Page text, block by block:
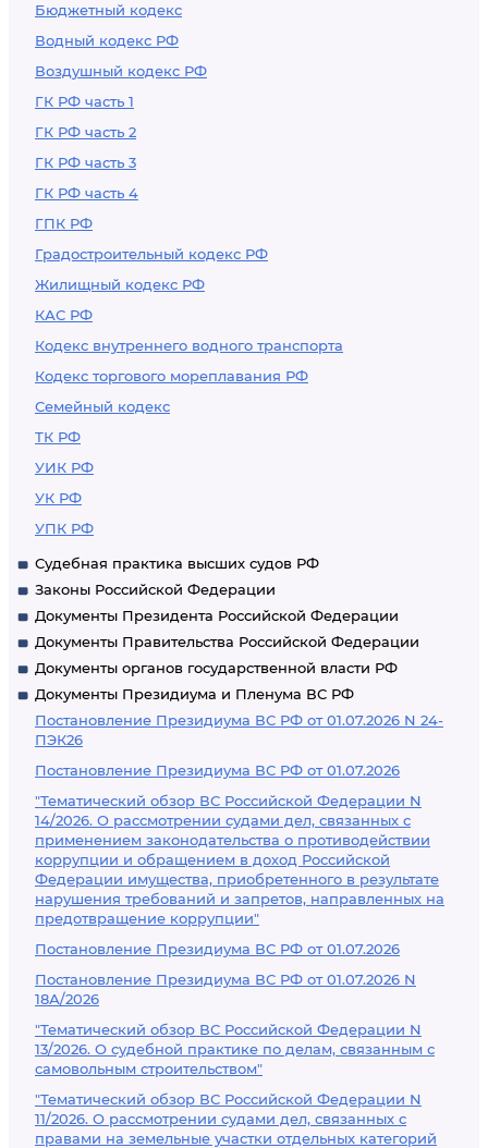
Бюджетный кодекс
Водный кодекс РФ
Воздушный кодекс РФ
ГК РФ часть 1
ГК РФ часть 2
ГК РФ часть 3
ГК РФ часть 4
ГПК РФ
Градостроительный кодекс РФ
Жилищный кодекс РФ
КАС РФ
Кодекс внутреннего водного транспорта
Кодекс торгового мореплавания РФ
Семейный кодекс
ТК РФ
УИК РФ
УК РФ
УПК РФ
Судебная практика высших судов РФ
Законы Российской Федерации
Документы Президента Российской Федерации
Документы Правительства Российской Федерации
Документы органов государственной власти РФ
Документы Президиума и Пленума ВС РФ
Постановление Президиума ВС РФ от 01.07.2026 N 24-
ПЭК26
Постановление Президиума ВС РФ от 01.07.2026
"Тематический обзор ВС Российской Федерации N
14/2026. О рассмотрении судами дел, связанных с
применением законодательства о противодействии
коррупции и обращением в доход Российской
Федерации имущества, приобретенного в результате
нарушения требований и запретов, направленных на
предотвращение коррупции"
Постановление Президиума ВС РФ от 01.07.2026
Постановление Президиума ВС РФ от 01.07.2026 N
18А/2026
"Тематический обзор ВС Российской Федерации N
13/2026. О судебной практике по делам, связанным с
самовольным строительством"
"Тематический обзор ВС Российской Федерации N
11/2026. О рассмотрении судами дел, связанных с
правами на земельные участки отдельных категорий